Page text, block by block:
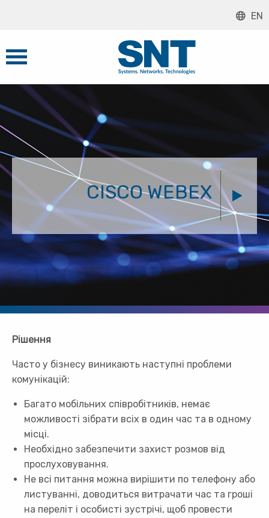
EN
CISCO WEBEX
Рішення
Часто у бізнесу виникають наступні проблеми
комунікацій:
Багато мобільних співробітників, немає
можливості зібрати всіх в один час та в одному
місці.
Необхідно забезпечити захист розмов від
прослуховування.
Не всі питання можна вирішити по телефону або
листуванні, доводиться витрачати час та гроші
на переліт і особисті зустрічі, щоб провести